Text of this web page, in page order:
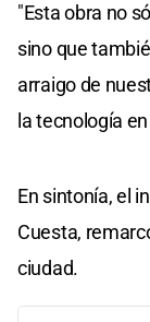
"Esta obra no
sino que
arraigo de
la tecnología
En sintonía, el
Cuesta,
ciudad.